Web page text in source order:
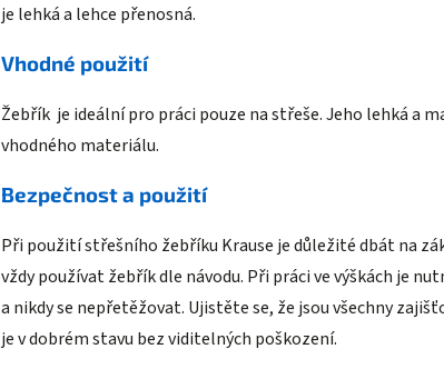
je lehká a lehce přenosná.
Vhodné použití
Žebřík je ideální pro práci pouze na střeše. Jeho lehká a
vhodného materiálu.
Bezpečnost a použití
Při použití střešního žebříku Krause je důležité dbát na
vždy používat žebřík dle návodu. Při práci ve výškách je
a nikdy se nepřetěžovat. Ujistěte se, že jsou všechny
je v dobrém stavu bez viditelných poškození.